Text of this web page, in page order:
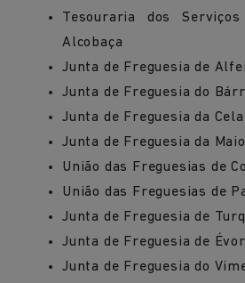
Tesouraria dos
Alcobaça
Junta de Freguesia de
Junta de Freguesia do
Junta de Freguesia da Cela
Junta de Freguesia da
União das Freguesias de
União das Freguesias de
Junta de Freguesia de
Junta de Freguesia de
Junta de Freguesia do